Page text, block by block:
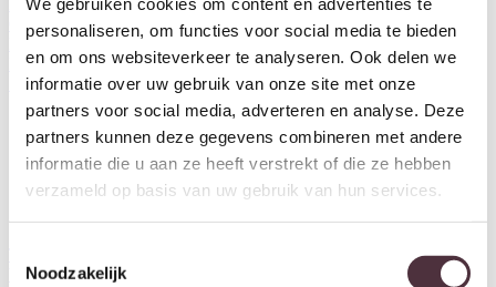
personaliseren, om functies voor social media te bieden
en om ons websiteverkeer te analyseren. Ook delen we
informatie over uw gebruik van onze site met onze
partners voor social media, adverteren en analyse. Deze
partners kunnen deze gegevens combineren met andere
informatie die u aan ze heeft verstrekt of die ze hebben
verzameld op basis van uw gebruik van hun services.
Noodzakelijk
Outdoor outdoor tafels outdoortafels PEPP Interiors Retro barkasten
Retro dressoirs
Retro eettafels
Retro tv meubels Retro wandkasten Rookglas Sale salontafel glas
SEVN My Sofa Stel zelf je eigen tafel samen Stoffen barstoelen
boekenkasten Teak buffetkasten
Teak dressoirs